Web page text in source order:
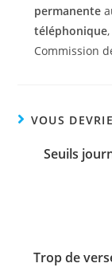
permanente
téléphonique
Commission
VOUS
Seuils
Trop de